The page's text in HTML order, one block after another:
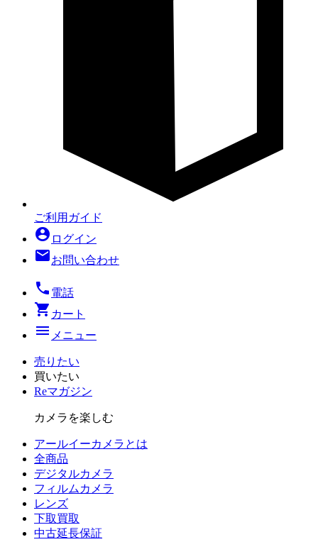
ご利用ガイド
account_circle ログイン
mailお問い合わせ
local_phone 電話
shopping_cart カート
menu メニュー
売りたい
買いたい
Reマガジン
カメラを楽しむ
アールイーカメラとは
全商品
デジタルカメラ
フィルム カメラ
レンズ
下取買取
中古延長保証